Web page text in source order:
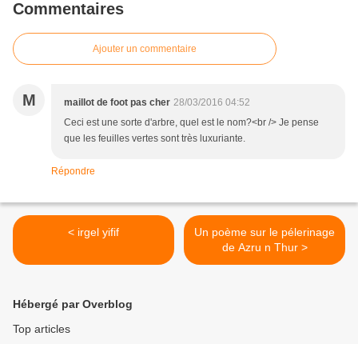
Commentaires
Ajouter un commentaire
M maillot de foot pas cher 28/03/2016 04:52
Ceci est une sorte d'arbre, quel est le nom?<br /> Je pense
que les feuilles vertes sont très luxuriante.
Répondre
< irgel yifif
Un poème sur le pélerinage
de Azru n Thur >
Hébergé par Overblog
Top articles